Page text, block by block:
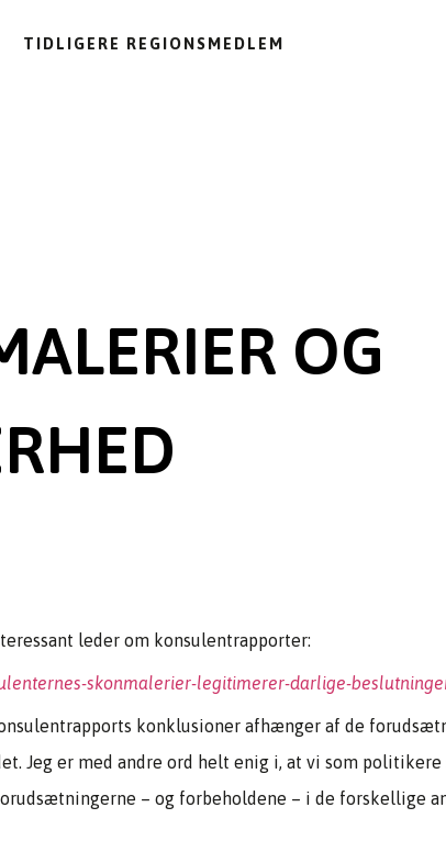
TIDLIGERE REGIONSMEDLEM
OG
leder om konsulentrapporter:
skonmalerier-legitimerer-darlige-
konklusioner afhænger af de
Jeg er med andre ord helt enig i, at vi som politikere
– og forbeholdene – i de forskellige